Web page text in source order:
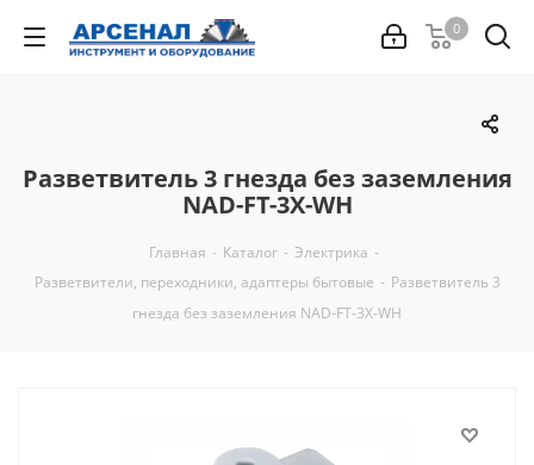
0
Разветвитель 3 гнезда без заземления
NAD-FT-3X-WH
Главная - Каталог - Электрика -
Разветвители, переходники, адаптеры бытовые - Разветвитель 3
гнезда без заземления NAD-FT-3X-WH